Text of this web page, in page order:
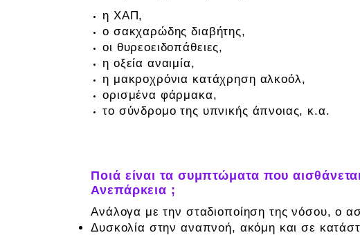
η ΧΑΠ,
ο σακχαρώδης διαβήτης,
οι θυρεοειδοπάθειες,
η οξεία αναιμία,
η μακροχρόνια κατάχρηση αλκοόλ,
ορισμένα φάρμακα,
το σύνδρομο της υπνικής άπνοιας, κ.α.
Ποιά είναι τα συμπτώματα που
Ανεπάρκεια ;
Ανάλογα με την σταδιοποίηση της νόσου, ο
Δυσκολία στην αναπνοή, ακόμη και σε